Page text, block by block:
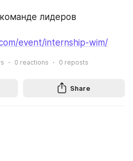
лидеров
event/internship-wim/
0 reactions 0 reposts
Share